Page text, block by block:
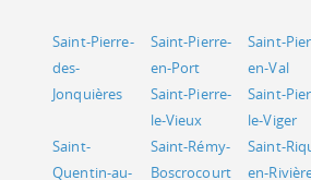
Saint-Pierre-
des-
Jonquières
Saint-Pierre-
en-Port
Saint-
en-Val
Saint-Pierre-
le-Vieux
Saint-
le-Viger
Saint-
Quentin-au-
Saint-Rémy-
Boscrocourt
Saint-
en-